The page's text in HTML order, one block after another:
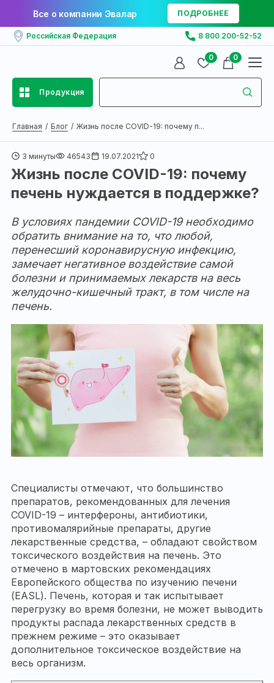
Все о компании Эвалар ПОДРОБНЕЕ
Российская Федерация 8 800 200-52-52
0 0
Продукция
Главная Блог Жизнь после COVID-19: почему п...
3 минуты 46543 19.07.2021 0
Жизнь после COVID-19: почему
печень нуждается в поддержке?
В условиях пандемии COVID-19 необходимо
обратить внимание на то, что любой,
перенесший коронавирусную инфекцию,
замечает негативное воздействие самой
болезни и принимаемых лекарств на весь
желудочно-кишечный тракт, в том числе на
печень.
Специалисты отмечают, что большинство
препаратов, рекомендованных для лечения
COVID-19 – интерфероны, антибиотики,
противомалярийные препараты, другие
лекарственные средства, – обладают свойством
токсического воздействия на печень. Это
отмечено в мартовских рекомендациях
Европейского общества по изучению печени
(EASL). Печень, которая и так испытывает
перегрузку во время болезни, не может выводить
продукты распада лекарственных средств в
прежнем режиме – это оказывает
дополнительное токсическое воздействие на
весь организм.